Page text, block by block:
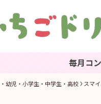
毎月コンテンツを更新中
幼児・小学生・中学生・高校 スマ